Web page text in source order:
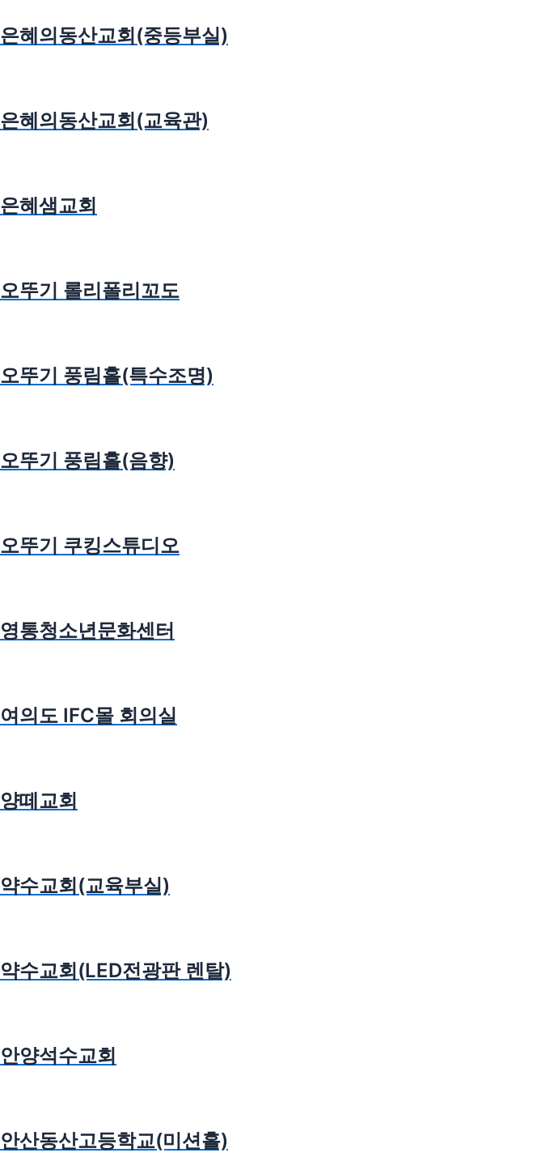
은혜의동산교회(중등부실)
은혜의동산교회(교육관)
은혜샘교회
오뚜기 롤리폴리꼬도
오뚜기 풍림홀(특수조명)
오뚜기 풍림홀(음향)
오뚜기 쿠킹스튜디오
영통청소년문화센터
여의도 IFC몰 회의실
양떼교회
약수교회(교육부실)
약수교회(LED전광판 렌탈)
안양석수교회
안산동산고등학교(미션홀)